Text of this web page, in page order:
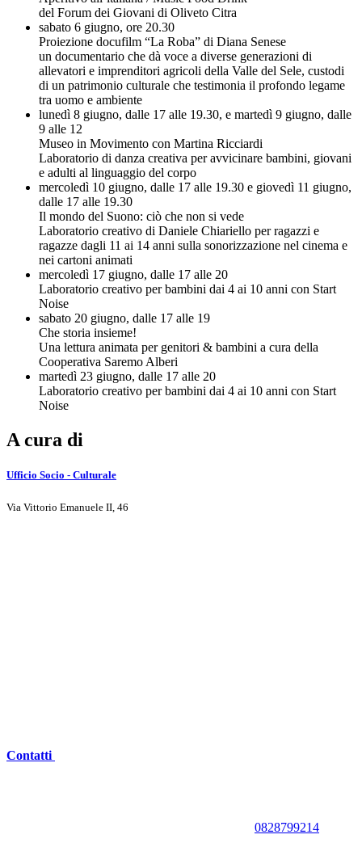
del Forum dei Giovani di Oliveto Citra
sabato 6 giugno, ore 20.30
Proiezione docufilm “La Roba” di Diana Senese
un documentario che dà voce a diverse generazioni di
allevatori e imprenditori agricoli della Valle del Sele, custodi
di un patrimonio culturale che testimonia il profondo legame
tra uomo e ambiente
lunedì 8 giugno, dalle 17 alle 19.30, e martedì 9 giugno, dalle
9 alle 12
Museo in Movimento con Martina Ricciardi
Laboratorio di danza creativa per avvicinare bambini, giovani
e adulti al linguaggio del corpo
mercoledì 10 giugno, dalle 17 alle 19.30 e giovedì 11 giugno,
dalle 17 alle 19.30
Il mondo del Suono: ciò che non si vede
Laboratorio creativo di Daniele Chiariello per ragazzi e
ragazze dagli 11 ai 14 anni sulla sonorizzazione nel cinema e
nei cartoni animati
mercoledì 17 giugno, dalle 17 alle 20
Laboratorio creativo per bambini dai 4 ai 10 anni con Start
Noise
sabato 20 giugno, dalle 17 alle 19
Che storia insieme!
Una lettura animata per genitori & bambini a cura della
Cooperativa Saremo Alberi
martedì 23 giugno, dalle 17 alle 20
Laboratorio creativo per bambini dai 4 ai 10 anni con Start
Noise
A cura di
Ufficio Socio - Culturale
Via Vittorio Emanuele II, 46
Contatti
0828799214